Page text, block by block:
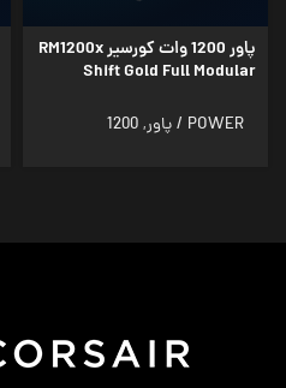
پاور 1200 وات کورسیر RM1200x
Shift Gold Full Modular
POWER / پاور ,
1200